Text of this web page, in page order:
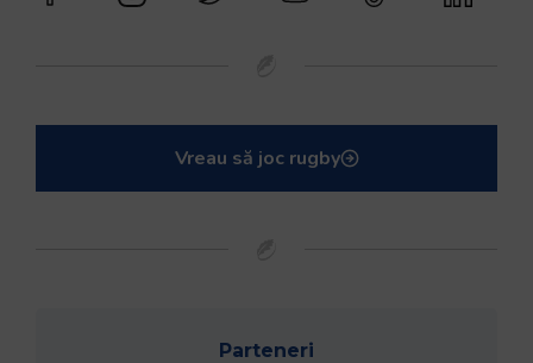
Vreau să joc rugby
Parteneri